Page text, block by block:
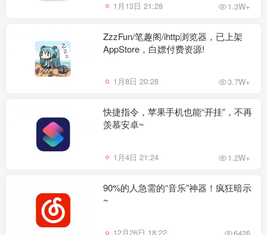
1月13日 21:28 1.3W+
ZzzFun/笔趣阁/ihttp浏览器，已上架
AppStore，白嫖付费资源!
1月8日 20:28 3.7W+
快捷指令，苹果手机也能“开挂”，不再
羡慕安卓~
1月4日 21:24 1.2W+
90%的人急需的“音乐”神器！疯狂暗示
~
12月26日 18:22